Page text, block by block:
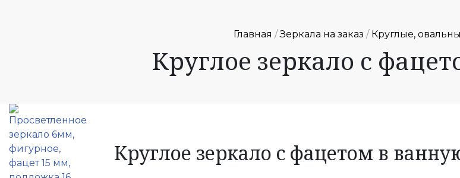
Главная /Зеркала на заказ / Круглые,
Круглое зеркало с
Круглое зеркало с фацетом в